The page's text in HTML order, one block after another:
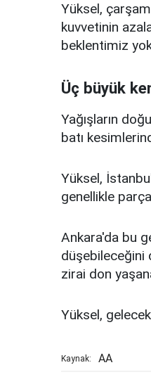
Yüksel,
kuvvetinin
beklentimiz
Üç büyük
Yağışların
batı
Yüksel,
genellikle
Ankara'da bu
düşebileceğini
zirai don
Yüksel,
Kaynak: AA